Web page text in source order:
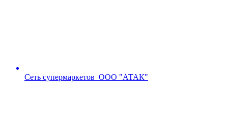
Сеть супермаркетов ООО "АТАК"